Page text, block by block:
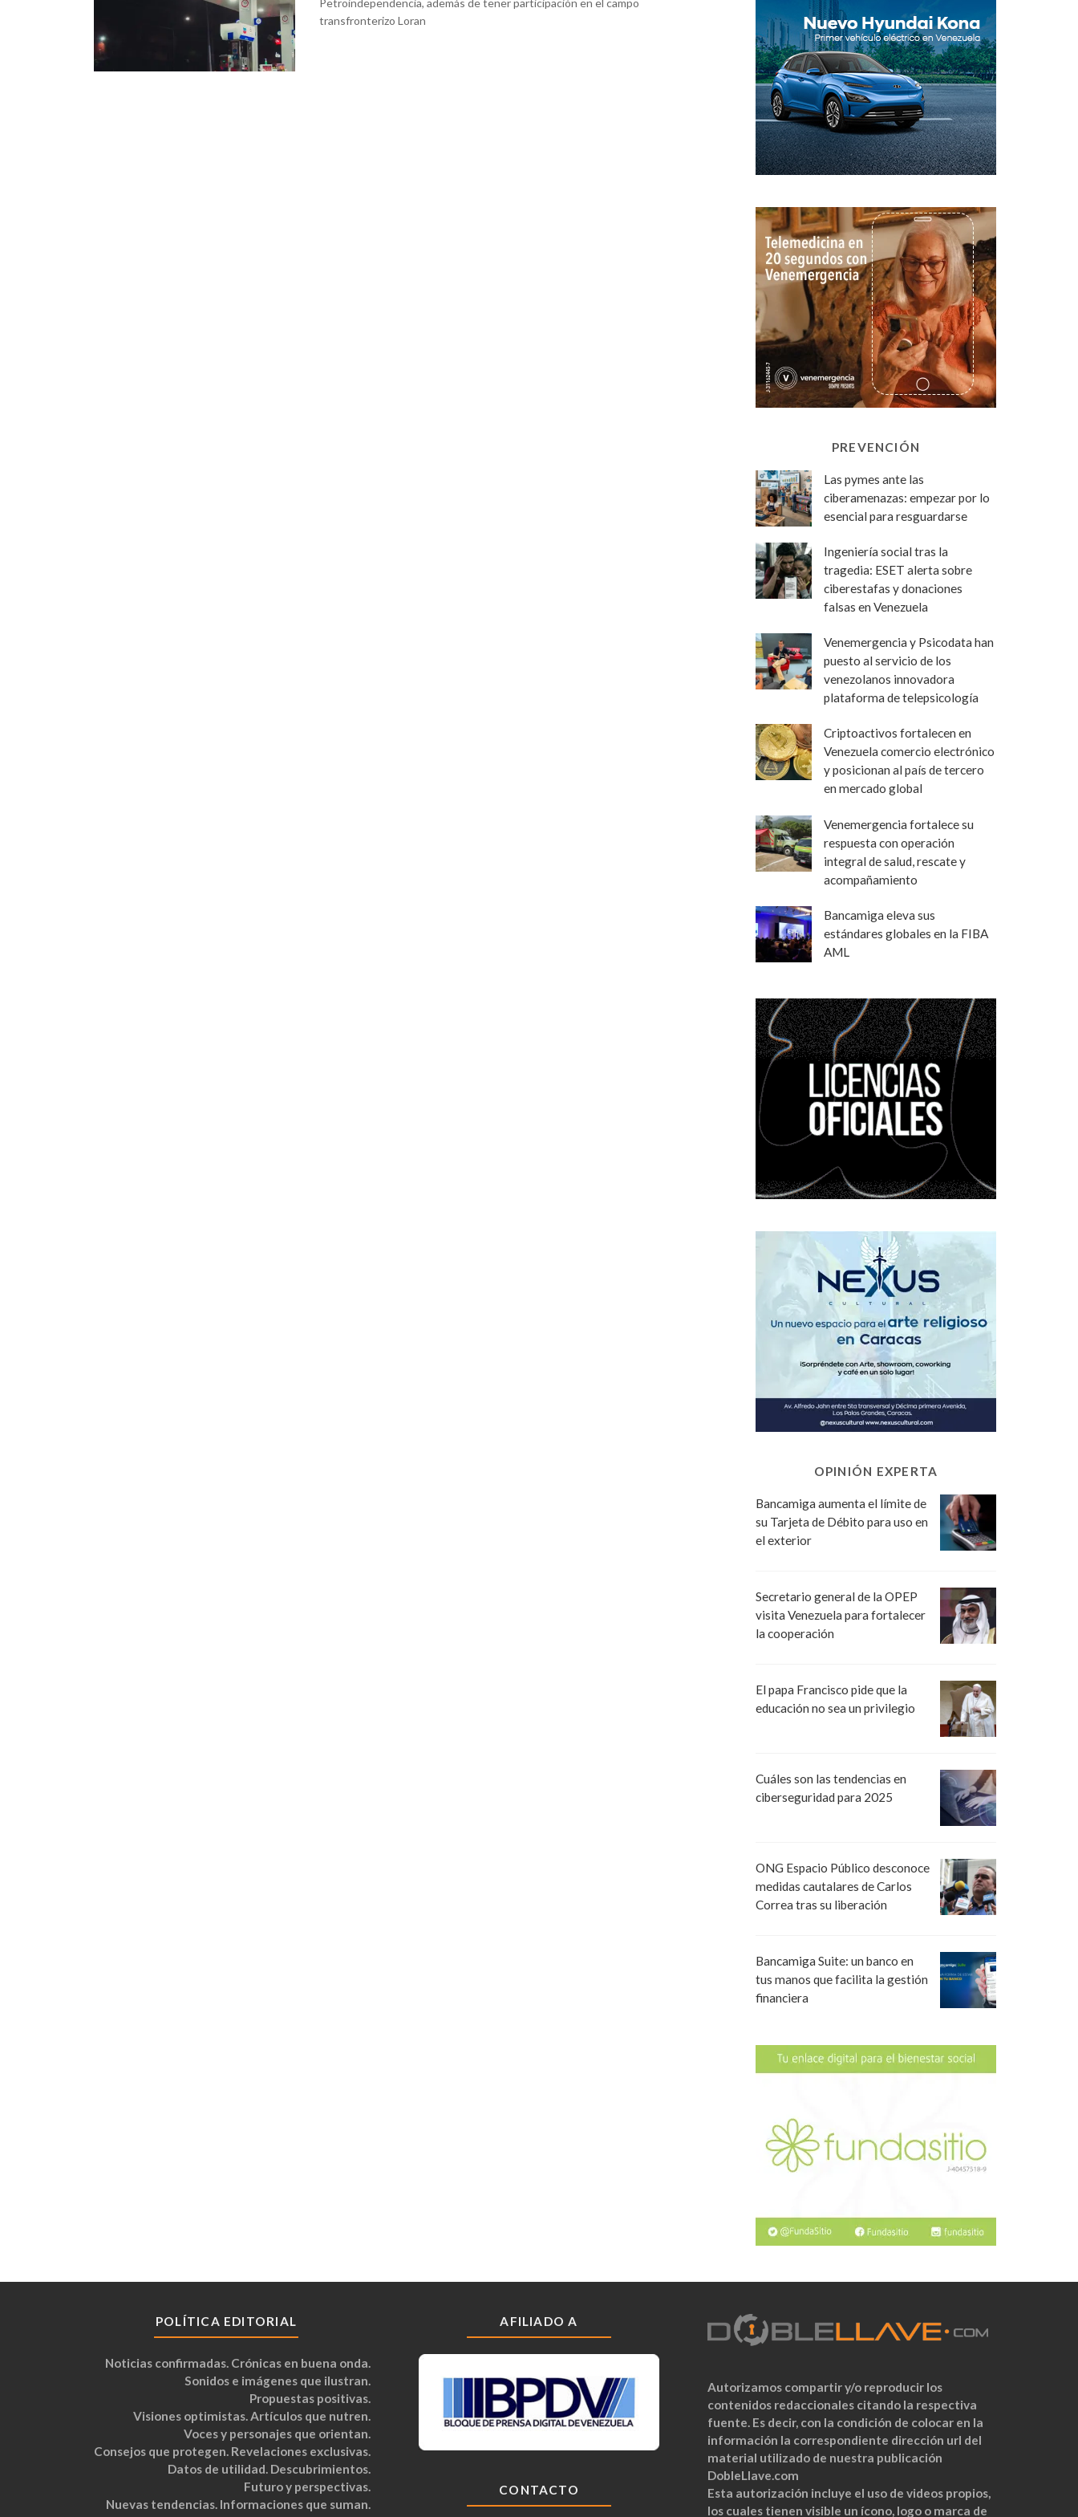
Petroindependencia, además de tener participación en el campo
transfronterizo Loran
PREVENCIÓN
Las pymes ante las
ciberamenazas: empezar por lo
esencial para resguardarse
Ingeniería social tras la
tragedia: ESET alerta sobre
ciberestafas y donaciones
falsas en Venezuela
Venemergencia y Psicodata han
puesto al servicio de los
venezolanos innovadora
plataforma de telepsicología
Criptoactivos fortalecen en
Venezuela comercio electrónico
y posicionan al país de tercero
en mercado global
Venemergencia fortalece su
respuesta con operación
integral de salud, rescate y
acompañamiento
Bancamiga eleva sus
estándares globales en la FIBA
AML
OPINIÓN EXPERTA
Bancamiga aumenta el límite de
su Tarjeta de Débito para uso en
el exterior
Secretario general de la OPEP
visita Venezuela para fortalecer
la cooperación
El papa Francisco pide que la
educación no sea un privilegio
Cuáles son las tendencias en
ciberseguridad para 2025
ONG Espacio Público desconoce
medidas cautalares de Carlos
Correa tras su liberación
Bancamiga Suite: un banco en
tus manos que facilita la gestión
financiera
POLÍTICA EDITORIAL
Noticias confirmadas. Crónicas en buena onda.
Sonidos e imágenes que ilustran.
Propuestas positivas.
Visiones optimistas. Artículos que nutren.
Voces y personajes que orientan.
Consejos que protegen. Revelaciones exclusivas.
Datos de utilidad. Descubrimientos.
Futuro y perspectivas.
Nuevas tendencias. Informaciones que suman.
AFILIADO A
CONTACTO
Autorizamos compartir y/o reproducir los
contenidos redaccionales citando la respectiva
fuente. Es decir, con la condición de colocar en la
información la correspondiente dirección url del
material utilizado de nuestra publicación
DobleLlave.com
Esta autorización incluye el uso de videos propios,
los cuales tienen visible un ícono, logo o marca de